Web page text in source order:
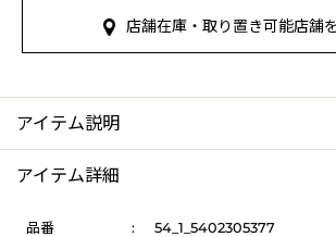
店舗在庫・取り置き可能店舗
アイテム説明
アイテム詳細
品番 :
54_1_5402305377